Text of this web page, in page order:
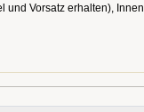
und Vorsatz erhalten), Innen